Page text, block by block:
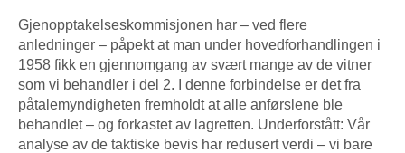
Gjenopptakelseskommisjonen har – ved flere
anledninger – påpekt at man under hovedforhandlingen i
1958 fikk en gjennomgang av svært mange av de vitner
som vi behandler i del 2. I denne forbindelse er det fra
påtalemyndigheten fremholdt at alle anførslene ble
behandlet – og forkastet av lagretten. Underforstått: Vår
analyse av de taktiske bevis har redusert verdi – vi bare